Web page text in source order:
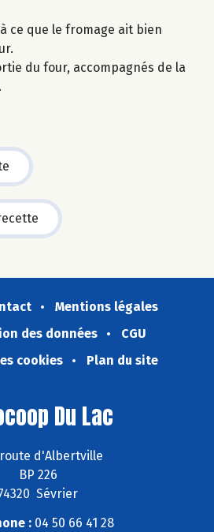
ce que le fromage ait bien
du four, accompagnés de la
Mentions légales
des données
CGU
cookies
Plan du site
Du Lac
d'Albertville
BP 226
Sévrier
: 04 50 66 41 28